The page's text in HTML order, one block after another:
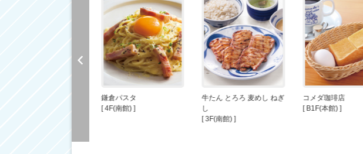
鎌倉パスタ
[ 4F(南館) ]
牛たん とろろ 麦めし ねぎ
し
[ 3F(南館) ]
コメダ珈琲店
[ B1F(本館) ]